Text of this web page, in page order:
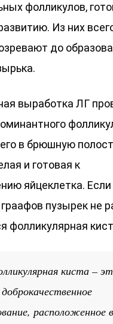
фолликулов,
Из них
до
выработка ЛГ
в брюшную
и готовая к
яйцеклетка.
пузырек не
фолликулярная
киста –
расположенное в